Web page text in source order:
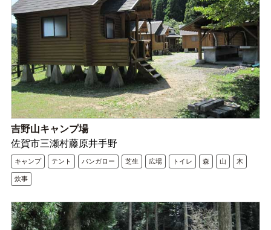
吉野山キャンプ場
佐賀市三瀬村藤原井手野
キャンプ テント バンガロー 芝生 広場 トイレ 森 山 木
炊事